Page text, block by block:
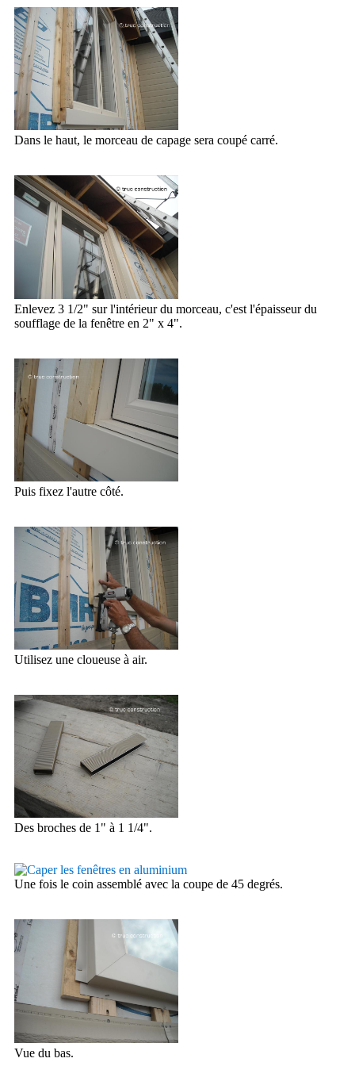
Dans le haut, le morceau de capage sera coupé carré.
Enlevez 3 1/2" sur l'intérieur du morceau, c'est l'épaisseur du
soufflage de la fenêtre en 2" x 4".
Puis fixez l'autre côté.
Utilisez une cloueuse à air.
Des broches de 1" à 1 1/4".
Une fois le coin assemblé avec la coupe de 45 degrés.
Vue du bas.